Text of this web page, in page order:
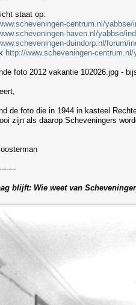
staat op:
centrum.nl/
haven.nl/yabbse/
duindorp.nl/forum/
http://www.scheveningen-
foto 2012 vakantie 102026.jpg -
de foto die in 1944 in kasteel
zijn als daarop Scheveningers
blijft: Wie weet van